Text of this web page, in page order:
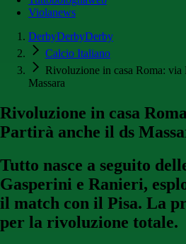
Violanews
DerbyDerbyDerby
Calcio Italiano
Rivoluzione in casa Roma: via
Massara
Rivoluzione in casa
Partirà anche il ds
Tutto nasce a seguito
Gasperini e Ranieri,
il match con il Pisa. La
per la rivoluzione totale.